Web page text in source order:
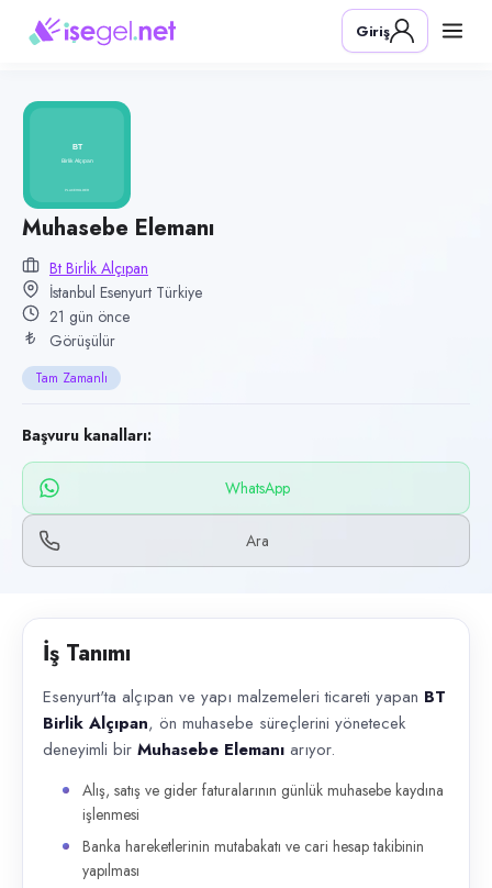
Pozisyon
Muhasebe Elemanı
BT Birlik Alçıpan
Kategori
Finans & Muhasebe
Konum
Esenyurt, İstanbul
Çalışma şekli
Tam Zamanlı · Ofis
Yayın tarihi
19 Temmuz 2026
Son geçerlilik
17 Ekim 2026
Başvuru kanalları
WhatsApp, Telefon
Esenyurt'ta alçıpan ve yapı malzemeleri ticareti yapan BT Birlik
Giriş
Muhasebe Elemanı
Bt Birlik Alçıpan
İstanbul Esenyurt Türkiye
21 gün önce
Görüşülür
Tam Zamanlı
Başvuru kanalları:
WhatsApp
Ara
İş Tanımı
Esenyurt'ta alçıpan ve yapı malzemeleri ticareti yapan BT
Birlik Alçıpan, ön muhasebe süreçlerini yönetecek
deneyimli bir Muhasebe Elemanı arıyor.
Alış, satış ve gider faturalarının günlük muhasebe kaydına
işlenmesi
Banka hareketlerinin mutabakatı ve cari hesap takibinin
yapılması